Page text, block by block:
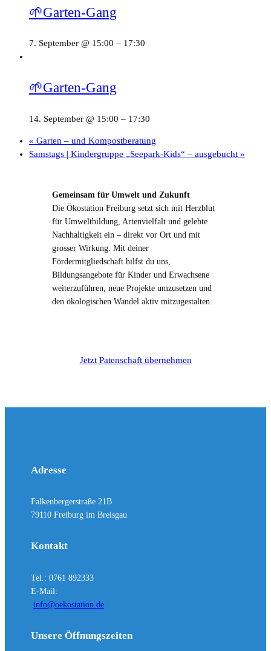
🌱Garten-Gang
7. September @ 15:00 – 17:30
🌱Garten-Gang
14. September @ 15:00 – 17:30
« Garten – und Kompostberatung
Samstags | Kindergruppe „Seepark-Kids“ – ausgebucht »
Gemeinsam für Umwelt und Zukunft
Die Ökostation Freiburg setzt sich mit Herzblut
für Umweltbildung, Artenvielfalt und gelebte
Nachhaltigkeit ein – direkt vor Ort und mit
grosser Wirkung. Mit deiner
Fördermitgliedschaft hilfst du uns,
Bildungsangebote für Kinder und Erwachsene
weiterzuführen, neue Projekte umzusetzen und
den ökologischen Wandel aktiv mitzugestalten.
Jetzt Patenschaft übernehmen
Adresse
Falkenbergerstraße 21B
79110 Freiburg im Breisgau
Kontakt
Tel.: 0761 892333
E-Mail:
info@oekostation.de
Unsere Öffnungszeiten